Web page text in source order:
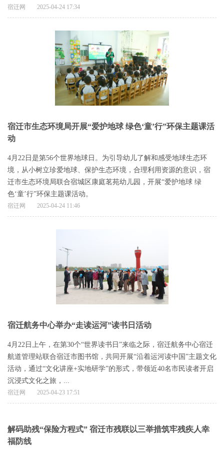
宿迁网 2025-04-24 17:34
宿迁市生态环境局开展“爱护地球 绿色‘童’行”环保主题课活
动
4月22日是第56个世界地球日。为引导幼儿了解和感受地球生态环
境，从小树立珍爱地球、保护生态环境，合理利用资源的意识，宿
迁市生态环境局联合宿城区康庭茗苑幼儿园，开展“爱护地球 绿
色‘童’行”环保主题课活动。
宿迁网 2025-04-24 11:46
宿迁航务中心举办“走读运河”读书日活动
4月22日上午，在第30个“世界读书日”来临之际，宿迁航务中心宿迁
航道管理站联合宿迁市图书馆，共同开展“沿着运河读中国”主题文化
活动，通过“文化讲座+实地研学”的形式，带领近40名市民读者开启
沉浸式文化之旅，...
宿迁网 2025-04-23 17:51
解码助残“保险方程式” 宿迁市残联以三举措筑牢残疾人幸
福防线